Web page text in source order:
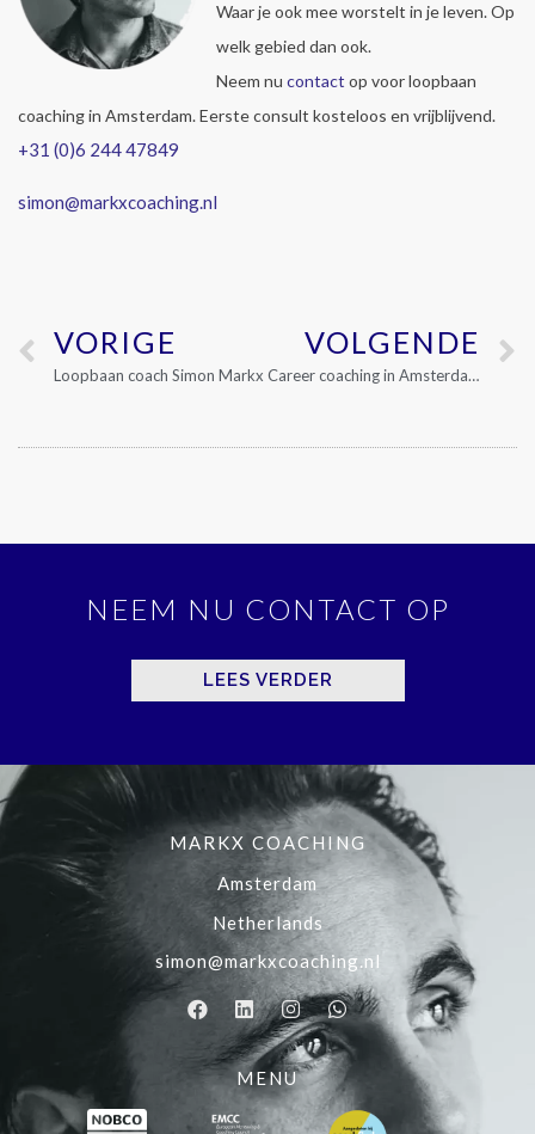
Waar je ook mee worstelt in je leven. Op
welk gebied dan ook.
Neem nu contact op voor loopbaan
coaching in Amsterdam. Eerste consult kosteloos en vrijblijvend.
+31 (0)6 244 47849
simon@markxcoaching.nl
VORIGE
Loopbaan coach Simon Markx
VOLGENDE
Career coaching in Amsterdam bij Simon Markx
NEEM NU CONTACT OP
LEES VERDER
MARKX COACHING
Amsterdam
Netherlands
simon@markxcoaching.nl
MENU